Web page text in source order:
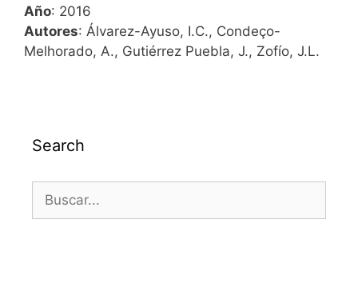
Año: 2016
Autores: Álvarez-Ayuso, I.C., Condeço-
Melhorado, A., Gutiérrez Puebla, J., Zofío, J.L.
Search